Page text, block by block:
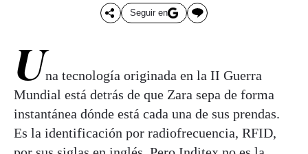
Seguir en
Una tecnología originada en la II Guerra
Mundial está detrás de que Zara sepa de forma
instantánea dónde está cada una de sus prendas.
Es la identificación por radiofrecuencia, RFID,